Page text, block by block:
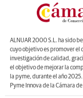
ALNUAR 2000 S.L. ha sido
cuyo objetivo es promover el
investigación de calidad,
el objetivo de mejorar la
la pyme, durante el año
Pyme Innova de la Cámara